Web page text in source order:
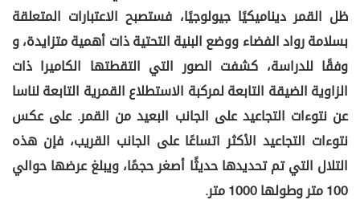
ظل القمر ديناميكيًا جيولوجيًا، فستصبح الاعتبارات المتعلقة
بسلامة رواد الفضاء ووضع البنية التحتية ذات أهمية متزايدة، و
وفقًا للدراسة، كشفت الصور التي التقطتها الكاميرا ذات
الزاوية الضيقة التابعة لمركبة الاستطلاع القمرية التابعة لناسا
عن نتوءات التجاعيد على الجانب البعيد من القمر. على عكس
نتوءات التجاعيد الأكثر اتساعًا على الجانب القريب، فإن هذه
التلال التي تم تحديدها حديثًا أصغر حجمًا، ويبلغ عرضها حوالي
100 متر وطولها 1000 متر.